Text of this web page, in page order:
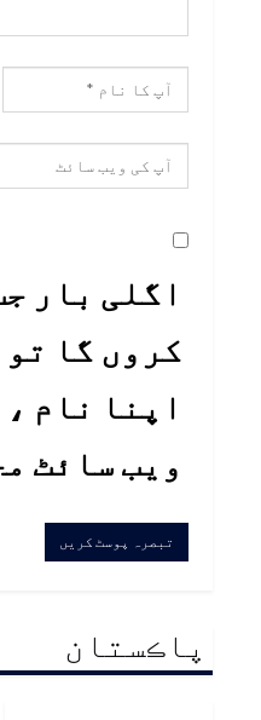
اگلی بار
کروں گا
اپنا نام
ویب سائٹ
پاڪستان